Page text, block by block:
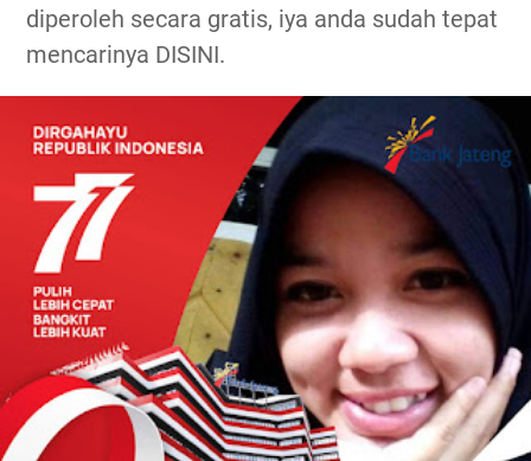
diperoleh secara gratis, iya anda sudah tepat
mencarinya DISINI.